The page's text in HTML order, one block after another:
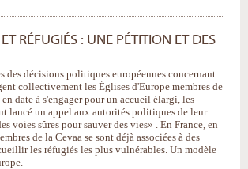
RÉFUGIÉS : UNE PÉTITION ET DES
des décisions politiques européennes concernant
collectivement les Églises d'Europe membres de
date à s'engager pour un accueil élargi, les
lancé un appel aux autorités politiques de leur
voies sûres pour sauver des vies» . En France, en
de la Cevaa se sont déjà associées à des
les réfugiés les plus vulnérables. Un modèle